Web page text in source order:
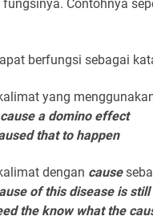
fungsinya. Contohnya
berfungsi sebagai
yang
causea domino effect
that to happen
dengan cause
of this disease is
the know what the